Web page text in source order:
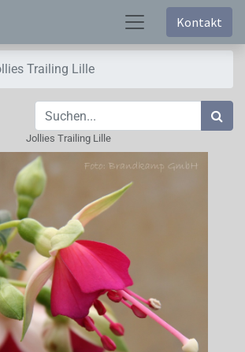
Kontakt
Trailing Lille
Jollies Trailing Lille